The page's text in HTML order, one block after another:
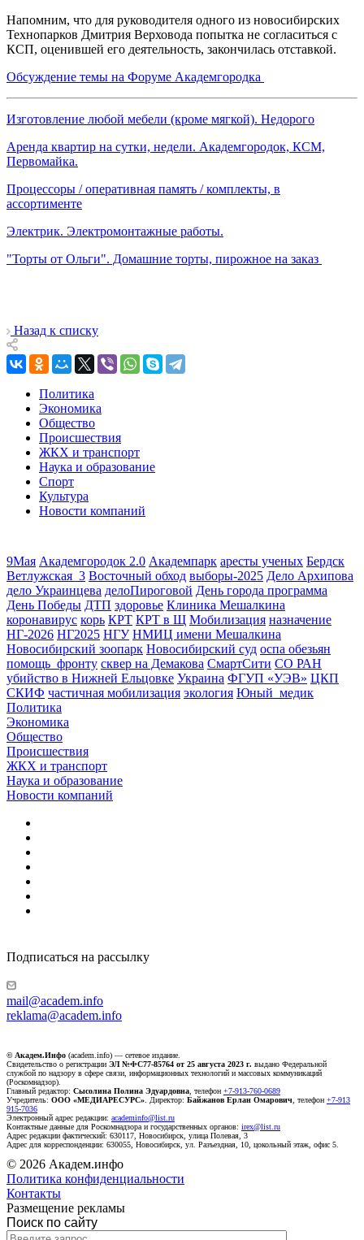
Напомним, что для руководителя одного из новосибирских
Технопарков Дмитрия Верховода попытка не согласиться с
КСП, оценившей его деятельность, закончилась отставкой.
Обсуждение темы на Форуме Академгородка
Изготовление любой мебели (кроме мягкой). Недорого
Аренда квартир на сутки, недели. Академгородок, КСМ,
Первомайка.
Процессоры / оперативная память / комплекты, в
ассортименте
Электрик. Электромонтажные работы.
"Торты от Ольги". Домашние торты, пирожное на заказ
Назад к списку
Политика
Экономика
Общество
Происшествия
ЖКХ и транспорт
Наука и образование
Спорт
Культура
Новости компаний
9Мая Академгородок 2.0 Академпарк аресты ученых Бердск
Ветлужская_3 Восточный обход выборы-2025 Дело Архипова
дело Украинцева делоПироговой День города программа
День Победы ДТП здоровье Клиника Мешалкина
коронавирус корь КРТ КРТ в Щ Мобилизация назначение
НГ-2026 НГ2025 НГУ НМИЦ имени Мешалкина
Новосибирский зоопарк Новосибирский суд оспа обезьян
помощь_фронту сквер на Демакова СмартСити СО РАН
убийство в Нижней Ельцовке Украина ФГУП «УЭВ» ЦКП
СКИФ частичная мобилизация экология Юный_медик
Политика
Экономика
Общество
Происшествия
ЖКХ и транспорт
Наука и образование
Новости компаний
Подписаться на рассылку
mail@academ.info
reklama@academ.info
© Академ.Инфо (academ.info) — сетевое издание.
Свидетельство о регистрации ЭЛ №ФС77-85764 от 25 августа 2023 г. выдано Федеральной
службой по надзору в сфере связи, информационных технологий и массовых коммуникаций
(Роскомнадзор).
Главный редактор: Сысолина Полина Эдуардовна , телефон +7-913-760-0689
Учредитель: ООО «МЕДИАРЕСУРС» . Директор: Байжанов Ерлан Омарович , телефон +7-913
915-7036
Электронный адрес редакции: academinfo@list.ru
Контактные данные для Роскомнадзора и государственных органов: irex@list.ru
Адрес редакции фактический: 630117, Новосибирск, улица Полевая, 3
Адрес для корреспонденции: 630055, Новосибирск, ул. Разъездная, 10, цокольный этаж, офис 5.
© 2026 Академ.инфо
Политика конфиденциальности
Контакты
Размещение рекламы
Поиск по сайту